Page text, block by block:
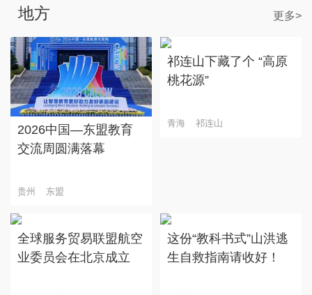
地方 更多>
2026中国—东盟教育
交流周圆满落幕
贵州 东盟
祁连山下藏了个 “高原
桃花源”
青海 祁连山
全球服务贸易联盟航空
业委员会在北京成立
这份“教科书式”山洪逃
生自救指南请收好！